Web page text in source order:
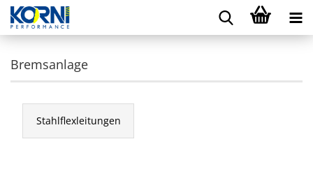
Bremsanlage
Stahlflexleitungen